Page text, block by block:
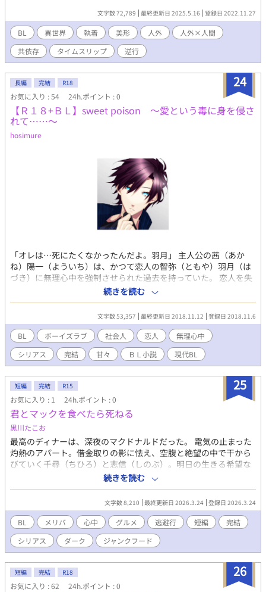
最悪の心中エンドを回避せよ！ 忠誠心あつい(？)従者から『適切
な距離』をとろうと頑張るお話。 ※印はR18部分になります！ご
注意ください 加筆修正して再公開しています
文字数 72,789 最終更新日 2025.5.16 登録日 2022.11.27
BL 異世界 執着 美形 人外
人外×人間
共依存
タイムスリップ 逆行
24
長編 完結 R18
お気に入り : 54 24h.ポイント : 0
【Ｒ１８+ＢＬ】sweet poison ～愛という毒に身を侵さ
れて……～
hosimure
「オレは…死にたくなかったんだよ。羽月」 主人公の茜（あか
ね）陽一（よういち）は、かつて恋人の智弥（ともや）羽月（は
づき）に無理心中を強制させられた過去を持っていた。 恋人を失
った五年間を過ごしていたが、ある日、働いている会社に一つの
取り引きが持ちかけられる。 仕事をする為に、陽一は単身で相手
の会社へ向かった。 するとそこにいたのは、五年前に亡くなった
と聞かされた、最愛で最悪の恋人・羽月だった。
続きを読む
文字数 53,357 最終更新日 2018.11.12 登録日 2018.11.6
BL ボーイズラブ 社会人 恋人
無理心中
シリアス
完結 甘々 ＢＬ小説 現代BL
25
短編 完結 R15
お気に入り : 1 24h.ポイント : 0
君とマックを食べたら死ねる
黒川たこお
最高のディナーは、深夜のマクドナルドだった。 電気の止まった
灼熱のアパート。借金取りの影に怯え、空腹と絶望の中で干から
びていく千尋（ちひろ）と志信（しのぶ）。明日の生きる希望な
どとっくに尽きていた二人が「最期の晩餐」に選んだのは、高級
フレンチでもなく、ただのマクドナルドだった。 なけなしの金と
少しの罪で手に入れたハンバーガーを胃に詰め込み、二人は夜の
街を疾走する。 ポテトの塩気とコーラが混ざる、ただ一度きりの
野蛮なキス。肉体的な繋がりを超えた、互いの絶望を食い合うよ
うな巨大な感情。 「志信とマックを食べたら、なんだか本当にも
ういいやって思えた」 これは、社会からこぼれ落ちた二人が、最
高にジャンクな夜を経て永遠になるまでの、美しく純粋な逃避
行。
続きを読む
文字数 8,210 最終更新日 2026.3.24 登録日 2026.3.24
BL メリバ 心中 グルメ 逃避行 短編
完結
シリアス
ダーク ジャンクフード
26
短編 完結 R18
お気に入り : 62 24h.ポイント : 0